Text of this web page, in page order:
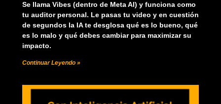
Se llama Vibes (dentro de Meta AI) y funciona como
tu auditor personal. Le pasas tu video y en cuestión
de segundos la IA te desglosa qué es lo bueno, qué
es lo malo y qué debes cambiar para maximizar su
impacto.
Continuar Leyendo »